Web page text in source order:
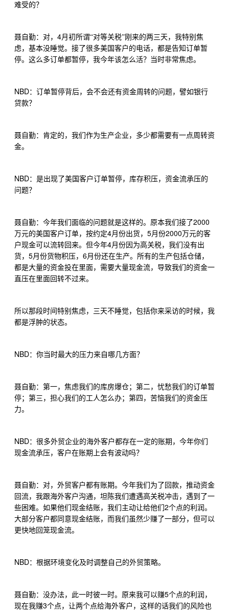
难受的？
聂自勤：对， 4月初所谓“对等关税”刚来的两三天，我特别焦
虑，基本没睡觉。接了很多美国客户的电话，都是告知订单暂
停。这么多订单都暂停，我今年该怎么活？当时非常焦虑。
NBD：订单暂停背后，会不会还有资金周转的问题，譬如银行
贷款？
聂自勤：肯定的，我们作为生产企业，多少都需要有一点周转资
金。
NBD：是出现了美国客户订单暂停，库存积压，资金流承压的
问题？
聂自勤：今年我们面临的问题就是这样的。原本我们接了2000
万元的美国客户订单，按约定4月份出货， 5月份2000 万元的客
户现金可以流转回来。但今年4月份因为高关税，我们没有出
货， 5月份货物积压， 6月份还在生产。所有的生产包括仓储，
都是大量的资金投在里面，需要大量现金流，导致我们的资金一
直压在里面回转不过来。
所以那段时间特别焦虑，三天不睡觉，包括你来采访的时候，我
都是浮肿的状态。
NBD：你当时最大的压力来自哪几方面？
聂自勤：第一，焦虑我们的库房爆仓；第二，忧愁我们的订单暂
停；第三，担心我们的工人怎么办；第四，苦恼我们的资金压
力。
NBD：很多外贸企业的海外客户都存在一定的账期，今年你们
现金流承压，客户在账期上会有波动吗？
聂自勤：对，外贸客户都有账期。今年我们为了回款，推动资金
回流，我跟海外客户沟通，坦陈我们遭遇高关税冲击，遇到了一
些困难。如果他们现金结账，我们主动让给他们 2个点的利润。
大部分客户都同意现金结账，而我们虽然少赚了一部分，但可以
更快地回笼现金流。
NBD：根据环境变化及时调整自己的外贸策略。
聂自勤：没办法，此一时彼一时。原来我可以赚5个点的利润，
现在我赚3个点，让两个点给海外客户，这样的话我们的风险也